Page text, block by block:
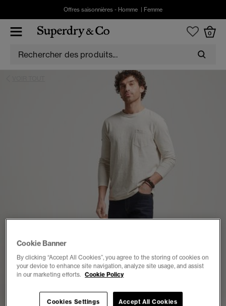
Offres saisonnières - Homme Femme
0
Cookie Banner
By clicking “Accept All Cookies”, you agree to the storing of cookies on
your device to enhance site navigation, analyze site usage, and assist
in our marketing efforts. Cookie Policy
Cookies Settings Accept All Cookies